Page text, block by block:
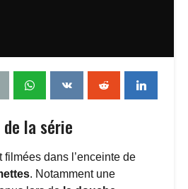
de la série
filmées dans l’enceinte de
. Notamment une